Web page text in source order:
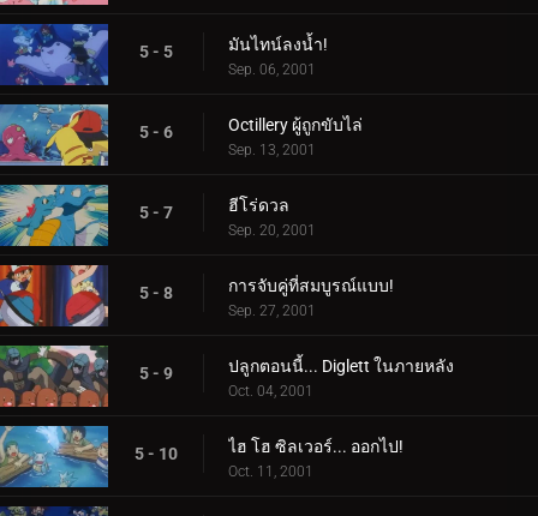
5 - 5 มันไทน์ลงน้ำ!
Sep. 06, 2001
5 - 6 Octillery ผู้ถูกขับไล่
Sep. 13, 2001
5 - 7 ฮีโร่ดวล
Sep. 20, 2001
5 - 8 การจับคู่ที่สมบูรณ์แบบ!
Sep. 27, 2001
5 - 9 ปลูกตอนนี้... Diglett ในภายหลัง
Oct. 04, 2001
5 - 10 ไฮ โฮ ซิลเวอร์... ออกไป!
Oct. 11, 2001